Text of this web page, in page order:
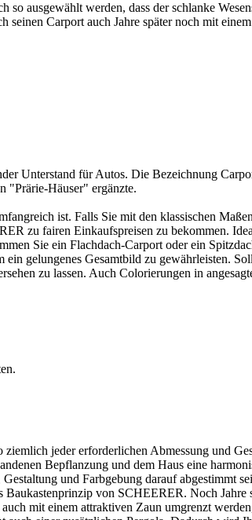
ausgewählt werden, dass der schlanke
Carport auch Jahre später noch mit
Unterstand für Autos. Die Bezeichnung
"Prärie-Häuser" ergänzte.
ist. Falls Sie mit den klassischen
zu fairen Einkaufspreisen zu bekommen.
Sie ein Flachdach-Carport oder ein
gelungenes Gesamtbild zu gewährleisten.
zu lassen. Auch Colorierungen in
jeder erforderlichen Abmessung und
Bepflanzung und dem Haus eine
und Farbgebung darauf abgestimmt
von SCHEERER. Noch Jahre
mit einem attraktiven Zaun umgrenzt